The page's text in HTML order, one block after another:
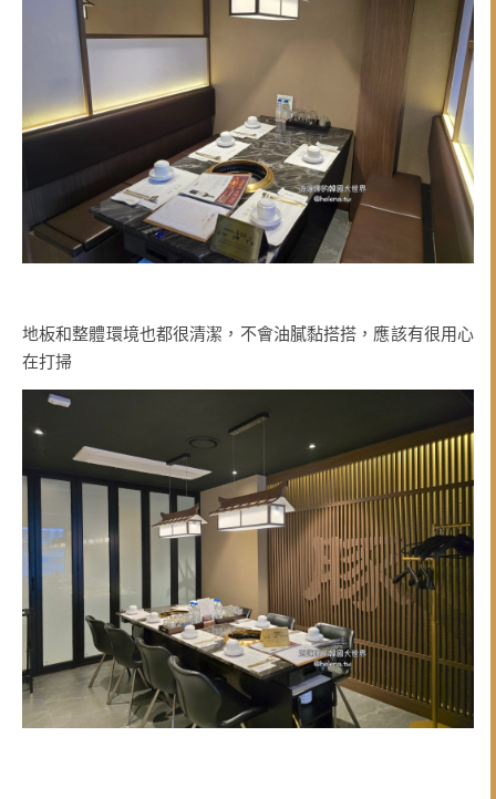
地板和整體環境也都很清潔，不會油膩黏搭搭，應該有很用心
在打掃